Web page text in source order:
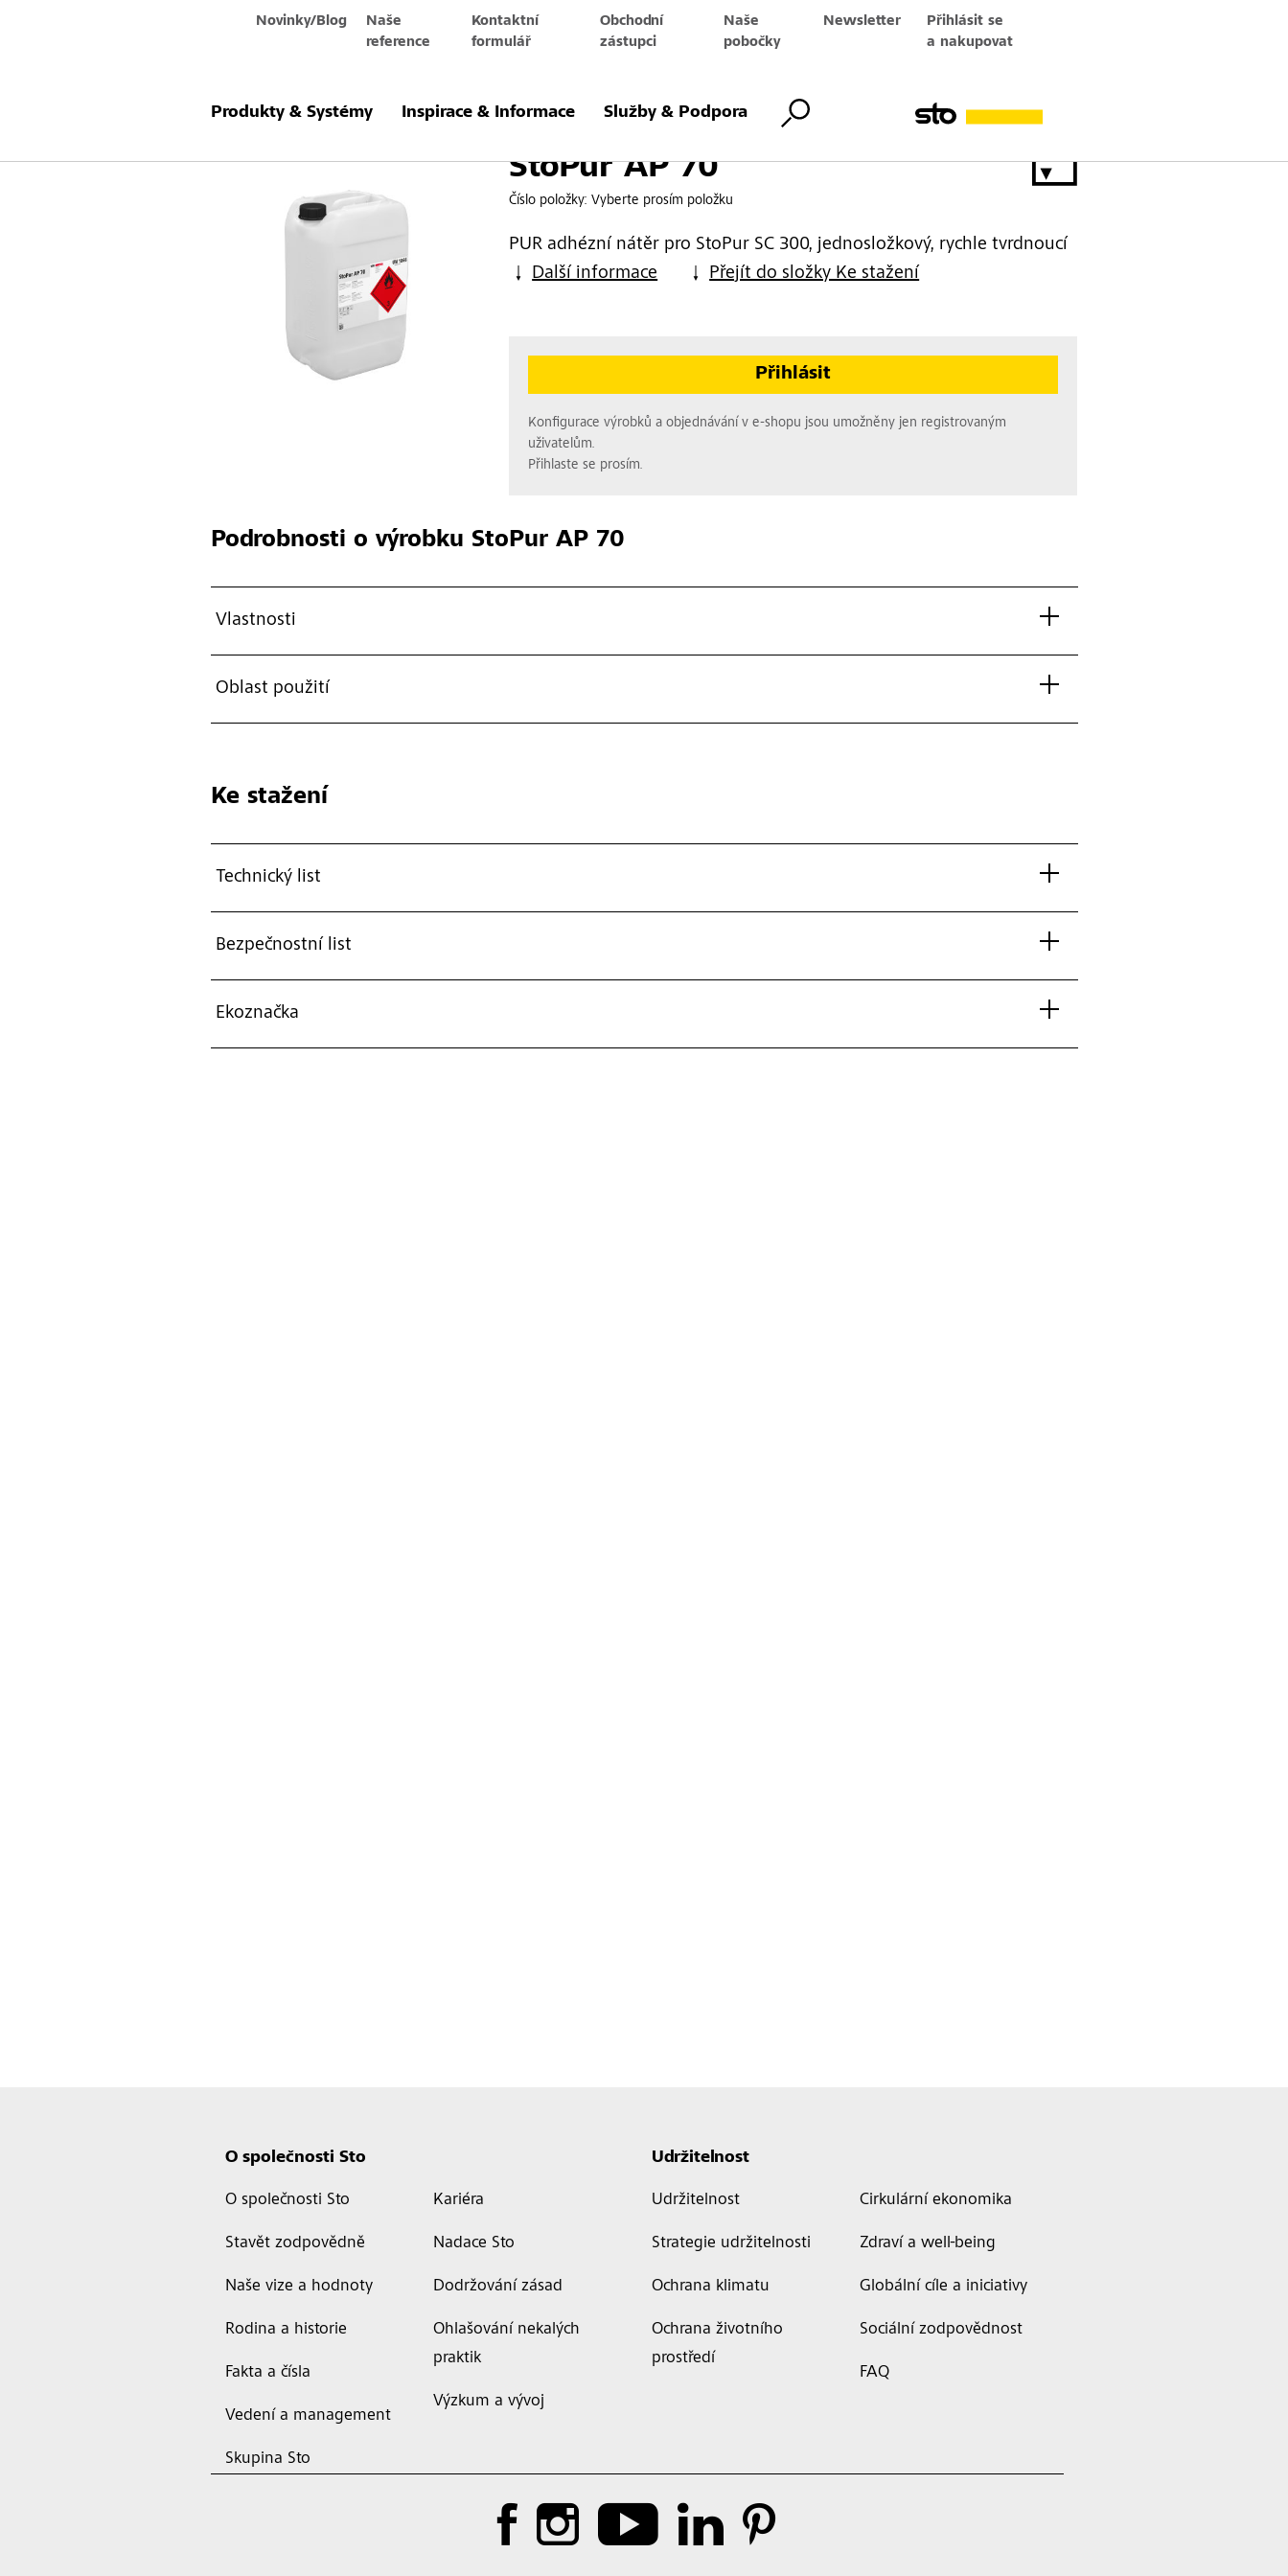
Novinky/Blog
Naše
reference
Kontaktní
formulář
Obchodní
zástupci
Naše
pobočky
Newsletter
Přihlásit se
a nakupovat
Produkty & Systémy Inspirace & Informace Služby & Podpora
StoPur AP 70
Číslo položky:Vyberte prosím položku
PUR adhézní nátěr pro StoPur SC 300, jednosložkový, rychle tvrdnoucí
Další informace
Přejít do složky Ke stažení
Přihlásit
Konfigurace výrobků a objednávání v e-shopu jsou umožněny jen registrovaným
uživatelům.
Přihlaste se prosím.
Podrobnosti o výrobku StoPur AP 70
Vlastnosti
Oblast použití
Ke stažení
Technický list
Bezpečnostní list
Ekoznačka
O společnosti Sto
O společnosti Sto
Stavět zodpovědně
Naše vize a hodnoty
Rodina a historie
Fakta a čísla
Vedení a management
Skupina Sto
Kariéra
Nadace Sto
Dodržování zásad
Ohlašování nekalých
praktik
Výzkum a vývoj
Udržitelnost
Udržitelnost
Strategie udržitelnosti
Ochrana klimatu
Ochrana životního
prostředí
Cirkulární ekonomika
Zdraví a well-being
Globální cíle a iniciativy
Sociální zodpovědnost
FAQ